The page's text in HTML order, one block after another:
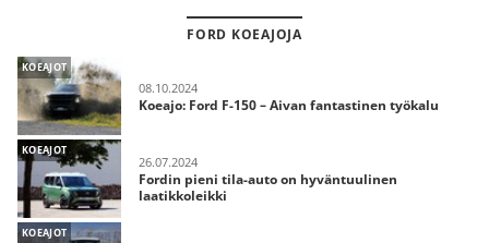
FORD KOEAJOJA
KOEAJOT
08.10.2024
Koeajo: Ford F-150 – Aivan fantastinen työkalu
KOEAJOT
26.07.2024
Fordin pieni tila-auto on hyväntuulinen
laatikkoleikki
KOEAJOT